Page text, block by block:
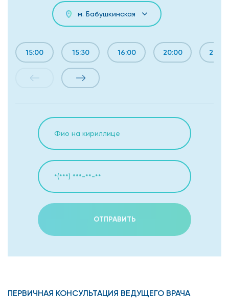
м. Бабушкинская
15:00 15:30 16:00 20:00 20:30
ОТПРАВИТЬ
ПЕРВИЧНАЯ КОНСУЛЬТАЦИЯ ВЕДУЩЕГО ВРАЧА